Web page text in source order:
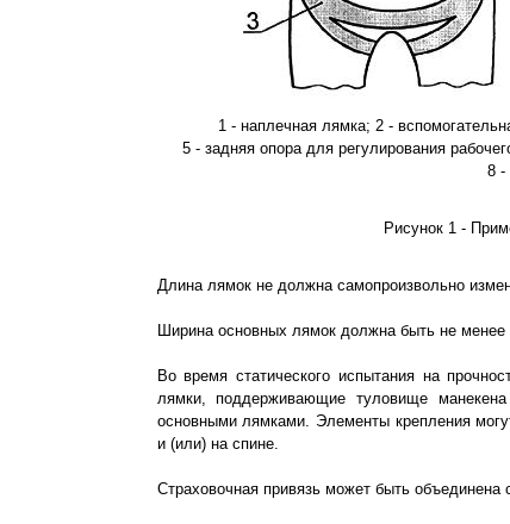
1 - наплечная лямка; 2 -
5 - задняя опора для регулирования
8 -
Рисунок 1 -
Длина лямок не должна самопроизвольно
Ширина основных лямок должна быть не
Во время статического испытания на
лямки, поддерживающие туловище
основными лямками. Элементы крепления
и (или) на спине.
Страховочная привязь может быть объединена